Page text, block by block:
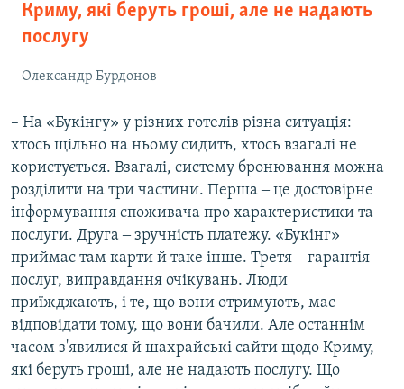
Криму, які беруть гроші, але не надають
послугу
Олександр Бурдонов
– На «Букінгу» у різних готелів різна ситуація:
хтось щільно на ньому сидить, хтось взагалі не
користується. Взагалі, систему бронювання можна
розділити на три частини. Перша ‒ це достовірне
інформування споживача про характеристики та
послуги. Друга ‒ зручність платежу. «Букінг»
приймає там карти й таке інше. Третя ‒ гарантія
послуг, виправдання очікувань. Люди
приїжджають, і те, що вони отримують, має
відповідати тому, що вони бачили. Але останнім
часом з'явилися й шахрайські сайти щодо Криму,
які беруть гроші, але не надають послугу. Що